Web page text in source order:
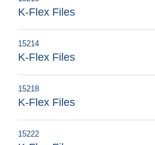
K-Flex Files
15214
K-Flex Files
15218
K-Flex Files
15222